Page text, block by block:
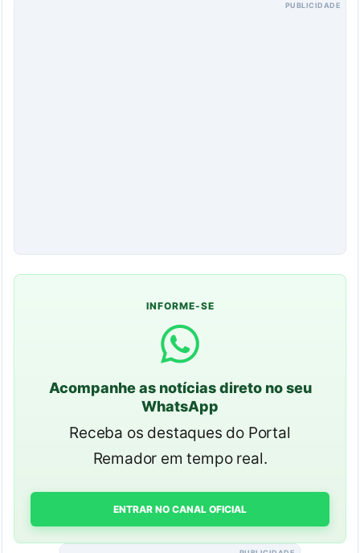
PUBLICIDADE
INFORME-SE
Acompanhe as notícias direto no seu
WhatsApp
Receba os destaques do Portal
Remador em tempo real.
ENTRAR NO CANAL OFICIAL